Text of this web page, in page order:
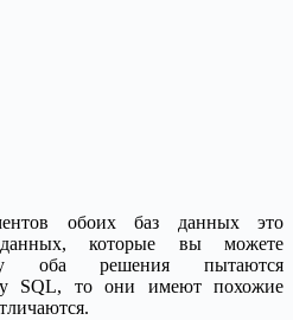
обоих баз данных это
которые вы можете
оба решения пытаются
SQL, то они имеют похожие